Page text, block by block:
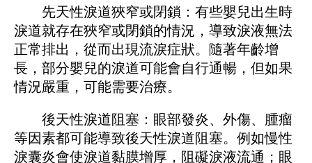
先天性淚道狹窄或閉鎖：有些嬰兒出生時
淚道就存在狹窄或閉鎖的情況，導致淚液無法
正常排出，從而出現流淚症狀。隨著年齡增
長，部分嬰兒的淚道可能會自行通暢，但如果
情況嚴重，可能需要治療。
後天性淚道阻塞：眼部發炎、外傷、腫瘤
等因素都可能導致後天性淚道阻塞。例如慢性
淚囊炎會使淚道黏膜增厚，阻礙淚液流通；眼